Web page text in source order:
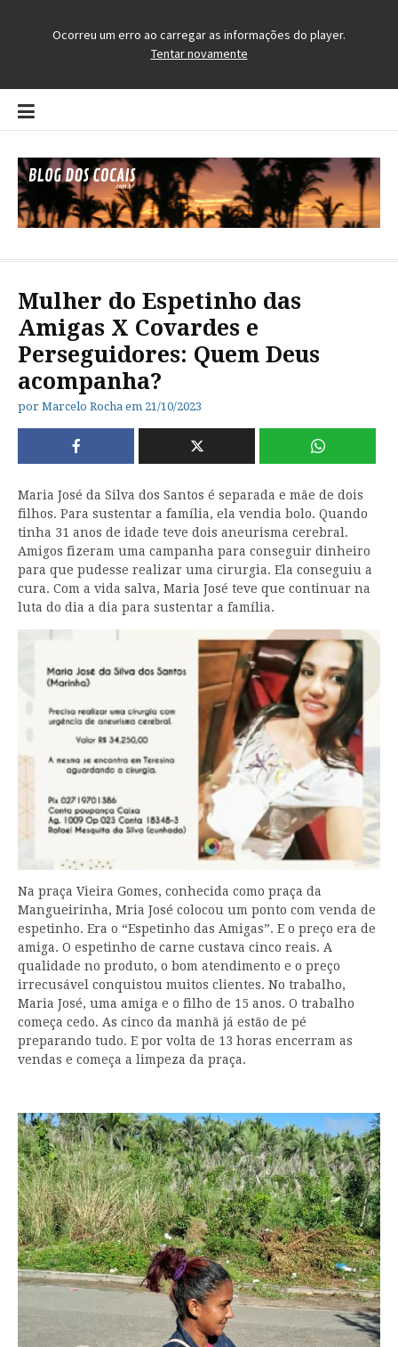
Pular
para
conteúdo
Mulher do Espetinho das
Amigas X Covardes e
Perseguidores: Quem Deus
acompanha?
por Marcelo Rocha em 21/10/2023
Maria José da Silva dos Santos é separada e mãe de dois
filhos. Para sustentar a família, ela vendia bolo. Quando
tinha 31 anos de idade teve dois aneurisma cerebral.
Amigos fizeram uma campanha para conseguir dinheiro
para que pudesse realizar uma cirurgia. Ela conseguiu a
cura. Com a vida salva, Maria José teve que continuar na
luta do dia a dia para sustentar a família.
Na praça Vieira Gomes, conhecida como praça da
Mangueirinha, Mria José colocou um ponto com venda de
espetinho. Era o “Espetinho das Amigas”. E o preço era de
amiga. O espetinho de carne custava cinco reais. A
qualidade no produto, o bom atendimento e o preço
irrecusável conquistou muitos clientes. No trabalho,
Maria José, uma amiga e o filho de 15 anos. O trabalho
começa cedo. As cinco da manhã já estão de pé
preparando tudo. E por volta de 13 horas encerram as
vendas e começa a limpeza da praça.